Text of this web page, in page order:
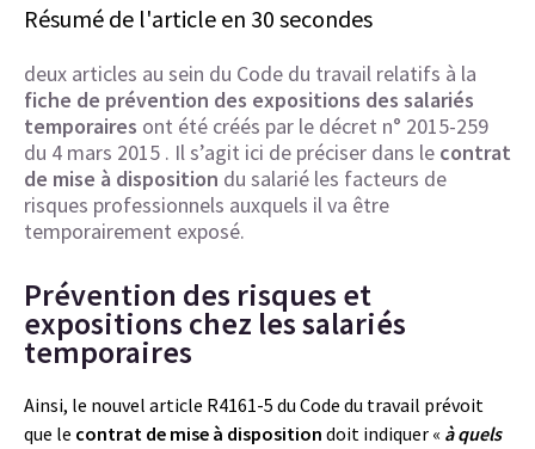
Résumé de l'article en 30 secondes
deux articles au sein du Code du travail relatifs à la
fiche de prévention des expositions des salariés
temporaires ont été créés par le décret n° 2015-259
du 4 mars 2015 . Il s’agit ici de préciser dans le contrat
de mise à disposition du salarié les facteurs de
risques professionnels auxquels il va être
temporairement exposé.
Prévention des risques et
expositions chez les salariés
temporaires
Ainsi, le nouvel article R4161-5 du Code du travail prévoit
que le contrat de mise à disposition doit indiquer « à quels